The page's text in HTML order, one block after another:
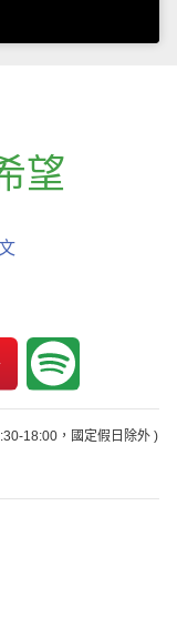
望
18:00，國定假日除外 )